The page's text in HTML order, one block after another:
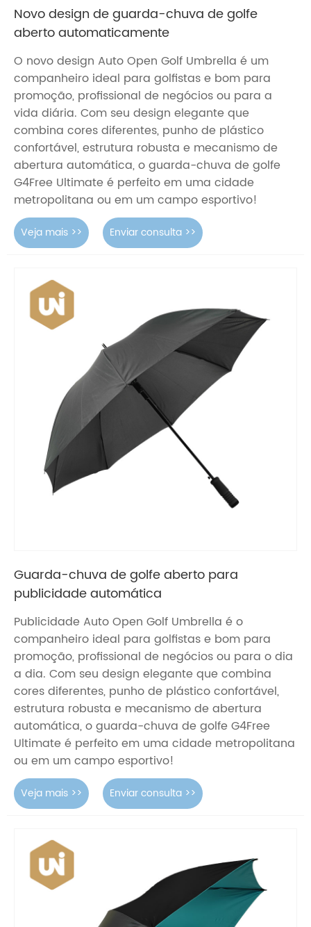
Novo design de guarda-chuva de golfe
aberto automaticamente
O novo design Auto Open Golf Umbrella é um
companheiro ideal para golfistas e bom para
promoção, profissional de negócios ou para a
vida diária. Com seu design elegante que
combina cores diferentes, punho de plástico
confortável, estrutura robusta e mecanismo de
abertura automática, o guarda-chuva de golfe
G4Free Ultimate é perfeito em uma cidade
metropolitana ou em um campo esportivo!
Veja mais >> Enviar consulta >>
Guarda-chuva de golfe aberto para
publicidade automática
Publicidade Auto Open Golf Umbrella é o
companheiro ideal para golfistas e bom para
promoção, profissional de negócios ou para o dia
a dia. Com seu design elegante que combina
cores diferentes, punho de plástico confortável,
estrutura robusta e mecanismo de abertura
automática, o guarda-chuva de golfe G4Free
Ultimate é perfeito em uma cidade metropolitana
ou em um campo esportivo!
Veja mais >> Enviar consulta >>